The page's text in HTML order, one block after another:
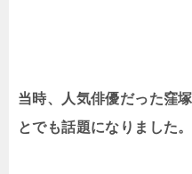
当時、人気俳優だった窪
とでも話題になりました。